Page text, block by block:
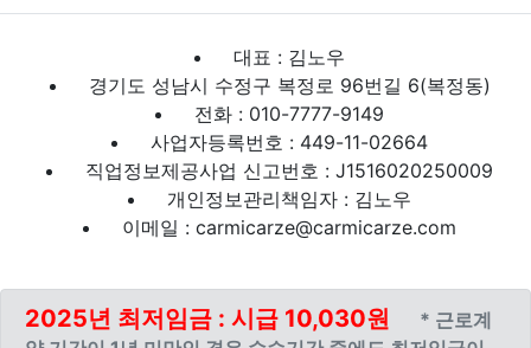
대표 : 김노우
경기도 성남시 수정구 복정로 96번길 6(복정동)
전화 : 010-7777-9149
사업자등록번호 : 449-11-02664
직업정보제공사업 신고번호 : J1516020250009
개인정보관리책임자 : 김노우
이메일 : carmicarze@carmicarze.com
2025년 최저임금 : 시급 10,030원
* 근로계